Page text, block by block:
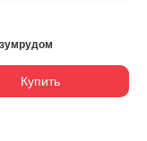
Купить